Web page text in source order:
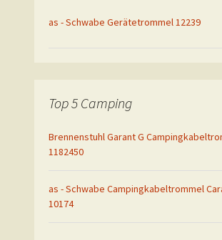
as - Schwabe Gerätetrommel 12239
Top 5 Camping
Brennenstuhl Garant G
1182450
as - Schwabe Campingkabeltrommel
10174